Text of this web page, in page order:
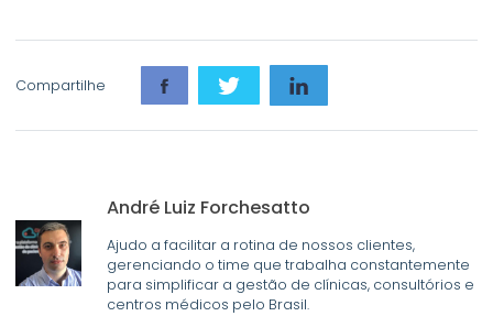
Compartilhe
André Luiz Forchesatto
Ajudo a facilitar a rotina de nossos clientes,
gerenciando o time que trabalha constantemente
para simplificar a gestão de clínicas, consultórios e
centros médicos pelo Brasil.